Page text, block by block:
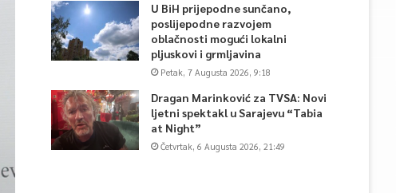
U BiH prijepodne sunčano,
poslijepodne razvojem
oblačnosti mogući lokalni
pljuskovi i grmljavina
Petak, 7 Augusta 2026, 9:18
Dragan Marinković za TVSA: Novi
ljetni spektakl u Sarajevu “Tabia
at Night”
Četvrtak, 6 Augusta 2026, 21:49